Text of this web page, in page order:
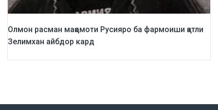
Олмон расман мақомоти Русияро ба фармоиши қатли
Зелимхан айбдор кард